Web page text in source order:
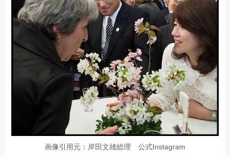
画像引用元：岸田文雄総理 公式Instagram